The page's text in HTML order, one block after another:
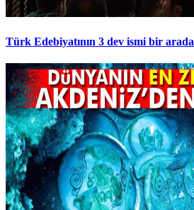
Türk Edebiyatının 3 dev ismi bir arada